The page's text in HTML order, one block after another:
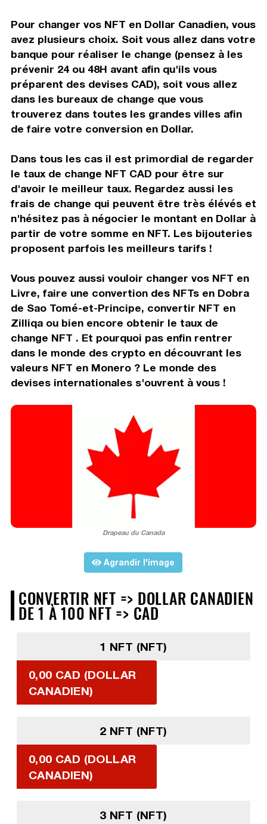
Pour changer vos NFT en Dollar Canadien, vous
avez plusieurs choix. Soit vous allez dans votre
banque pour réaliser le change (pensez à les
prévenir 24 ou 48H avant afin qu'ils vous
préparent des devises CAD), soit vous allez
dans les bureaux de change que vous
trouverez dans toutes les grandes villes afin
de faire votre conversion en Dollar.
Dans tous les cas il est primordial de regarder
le taux de change NFT CAD pour être sur
d'avoir le meilleur taux. Regardez aussi les
frais de change qui peuvent être très élévés et
n'hésitez pas à négocier le montant en Dollar à
partir de votre somme en NFT. Les bijouteries
proposent parfois les meilleurs tarifs !
Vous pouvez aussi vouloir changer vos NFT en
Livre, faire une convertion des NFTs en Dobra
de Sao Tomé-et-Principe, convertir NFT en
Zilliqa ou bien encore obtenir le taux de
change NFT . Et pourquoi pas enfin rentrer
dans le monde des crypto en découvrant les
valeurs NFT en Monero ? Le monde des
devises internationales s'ouvrent à vous !
Drapeau du Canada
Agrandir l'image
CONVERTIR NFT => DOLLAR CANADIEN
DE 1 À 100 NFT => CAD
1 NFT (NFT)
0,00 CAD (DOLLAR
CANADIEN)
2 NFT (NFT)
0,00 CAD (DOLLAR
CANADIEN)
3 NFT (NFT)